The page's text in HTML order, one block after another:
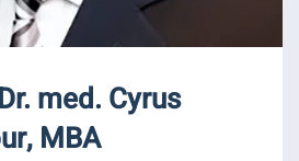
med. Cyrus
MBA